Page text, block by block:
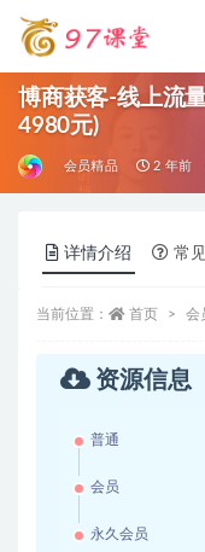
博商获客-线上流
4980元)
会员精品 2 年前
详情介绍 常
当前位置： 首页 会
资源信息
普通
会员
永久会员